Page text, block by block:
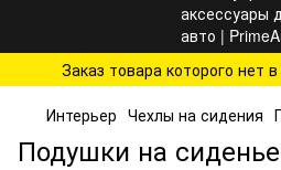
Заказ товара которого нет
Интерьер Чехлы на сидения
Подушки на сиденье